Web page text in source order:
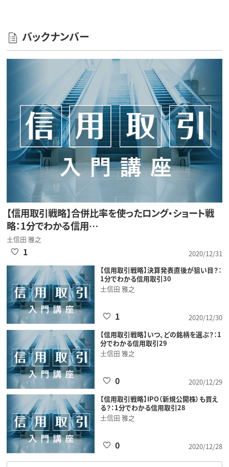
バックナンバー
【信用取引戦略】合併比率を使ったロング・ショート戦
略：1分でわかる信用…
土信田 雅之
2020/12/31
1
【信用取引戦略】決算発表直後が狙い目？：
1分でわかる信用取引30
土信田 雅之
2020/12/30
1
【信用取引戦略】いつ、どの銘柄を選ぶ？：1
分でわかる信用取引29
土信田 雅之
2020/12/29
0
【信用取引戦略】IPO（新規公開株）も買え
る？：1分でわかる信用取引28
土信田 雅之
2020/12/28
0